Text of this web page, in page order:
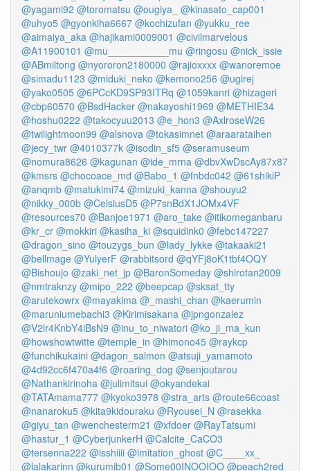
@yagami92 @toromatsu @ougiya_ @kinasato_cap001
@uhyo5 @gyonkiha6667 @kochizufan @yukku_ree
@aimaiya_aka @hajikami0009001 @civilmarvelous
@A11900101 @mu___________mu @ringosu @nick_issie
@ABmiltong @nyororon2180000 @rajioxxxx @wanoremoe
@simadu1123 @miduki_neko @kemono256 @ugirej
@yako0505 @6PCcKD9SP93ITRq @1059kanri @hizageri
@cbp60570 @BsdHacker @nakayoshi1969 @METHIE34
@hoshu0222 @takocyuu2013 @e_hon3 @AxlroseW26
@twilightmoon99 @alsnova @tokasimnet @araarataihen
@jecy_twr @4010377k @isodin_sf5 @seramuseum
@nomura8626 @kagunan @ide_mrna @dbvXwDscAy87x87
@kmsrs @chocoace_md @Babo_1 @fnbdc042 @61shikiP
@anqmb @matukimi74 @mizuki_kanna @shouyu2
@nikky_000b @CelsiusD5 @P7snBdX1JOMx4VF
@resources70 @Banjoe1971 @aro_take @itikomeganbaru
@kr_cr @mokkiri @kasiha_ki @squidink0 @febc147227
@dragon_sino @touzygs_bun @lady_lykke @takaaki21
@bellmage @YulyerF @rabbitsord @qYFj8oK1tbf4OQY
@Bishoujo @zaki_net_jp @BaronSomeday @shirotan2009
@nmtraknzy @mipo_222 @beepcap @sksat_tty
@arutekowrx @mayakima @_mashi_chan @kaerumin
@maruniumebachi3 @Kirimisakana @jpngonzalez
@V2lr4KnbY4iBsN9 @inu_to_niwatori @ko_ji_ma_kun
@howshowtwitte @temple_in @himono45 @raykcp
@funchikukaini @dagon_salmon @atsuji_yamamoto
@4d92cc6f470a4f6 @roaring_dog @senjoutarou
@Nathankirinoha @julimitsui @okyandekai
@TATAmama777 @kyoko3978 @stra_arts @route66coast
@nanaroku5 @kita9kidouraku @Ryousei_N @rasekka
@giyu_tan @wenchesterm21 @xfdoer @RayTatsumi
@hastur_1 @CyberjunkerH @Calcite_CaCO3
@tersenna222 @isshiiii @imitation_ghost @C____xx_
@lalakarinn @kurumib01 @Some00INOOIOO @peach2red